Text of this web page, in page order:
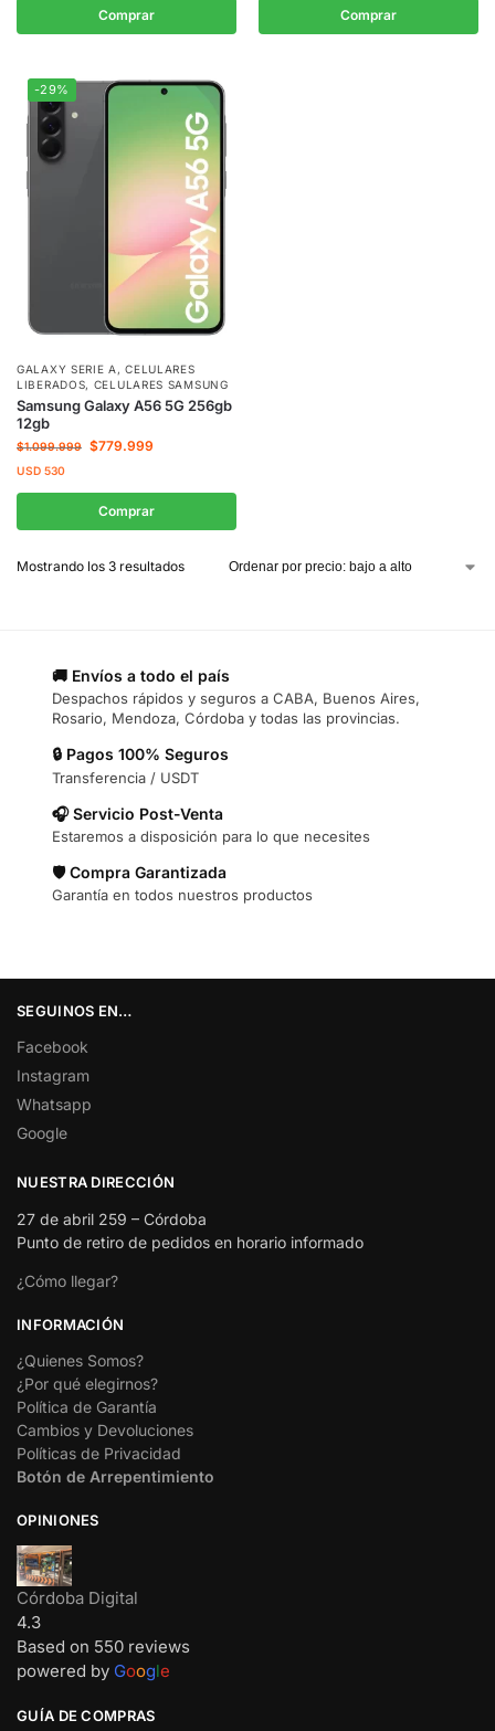
Comprar Comprar
-29%
GALAXY SERIE A ,CELULARES
LIBERADOS, CELULARES SAMSUNG
Samsung Galaxy A56 5G 256gb
12gb
$1.099.999 $779.999
USD 530
Comprar
Mostrando los 3 resultados
🚚 Envíos a todo el país
Despachos rápidos y seguros a CABA, Buenos Aires,
Rosario, Mendoza, Córdoba y todas las provincias.
🔒 Pagos 100% Seguros
Transferencia / USDT
🎧 Servicio Post-Venta
Estaremos a disposición para lo que necesites
🛡️ Compra Garantizada
Garantía en todos nuestros productos
SEGUINOS EN…
Facebook
Instagram
Whatsapp
Google
NUESTRA DIRECCIÓN
27 de abril 259 – Córdoba
Punto de retiro de pedidos en horario informado
¿Cómo llegar?
INFORMACIÓN
¿Quienes Somos?
¿Por qué elegirnos?
Política de Garantía
Cambios y Devoluciones
Políticas de Privacidad
Botón de Arrepentimiento
OPINIONES
Córdoba Digital
4.3
Based on 550 reviews
powered by Google
GUÍA DE COMPRAS